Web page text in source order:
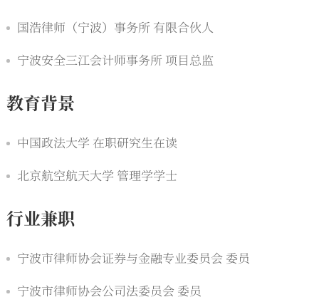
国浩律师（宁波）事务所 有限合伙人
宁波安全三江会计师事务所 项目总监
教育背景
中国政法大学 在职研究生在读
北京航空航天大学 管理学学士
行业兼职
宁波市律师协会证券与金融专业委员会 委员
宁波市律师协会公司法委员会 委员